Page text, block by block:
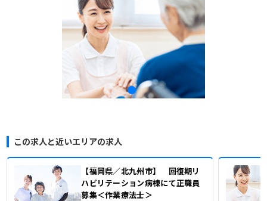
この求人と近いエリアの求人
【福岡県／北九州市】 回復期リ
ハビリテーション病棟にて正職員
募集＜作業療法士＞